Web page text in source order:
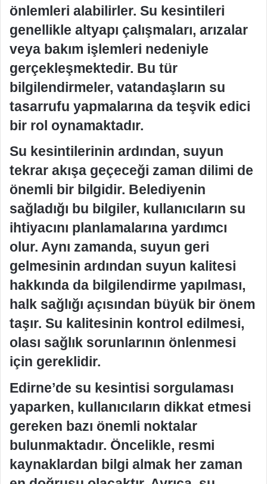
önlemleri alabilirler. Su kesintileri
genellikle altyapı çalışmaları, arızalar
veya bakım işlemleri nedeniyle
gerçekleşmektedir. Bu tür
bilgilendirmeler, vatandaşların su
tasarrufu yapmalarına da teşvik edici
bir rol oynamaktadır.
Su kesintilerinin ardından, suyun
tekrar akışa geçeceği zaman dilimi de
önemli bir bilgidir. Belediyenin
sağladığı bu bilgiler, kullanıcıların su
ihtiyacını planlamalarına yardımcı
olur. Aynı zamanda, suyun geri
gelmesinin ardından suyun kalitesi
hakkında da bilgilendirme yapılması,
halk sağlığı açısından büyük bir önem
taşır. Su kalitesinin kontrol edilmesi,
olası sağlık sorunlarının önlenmesi
için gereklidir.
Edirne’de su kesintisi sorgulaması
yaparken, kullanıcıların dikkat etmesi
gereken bazı önemli noktalar
bulunmaktadır. Öncelikle, resmi
kaynaklardan bilgi almak her zaman